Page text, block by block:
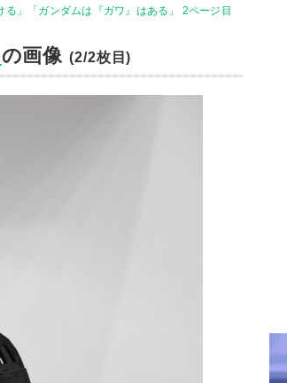
」「ガンダムは『ガワ』はある」 2ページ目
の画像(2/2枚目)